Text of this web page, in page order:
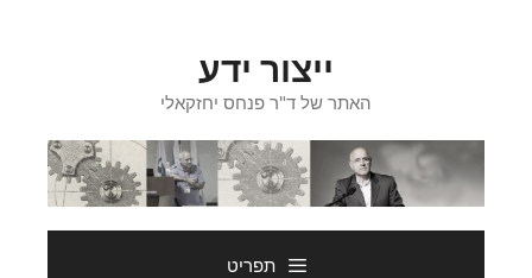
ייצור ידע
האתר של ד"ר פנחס יחזקאלי
תפריט